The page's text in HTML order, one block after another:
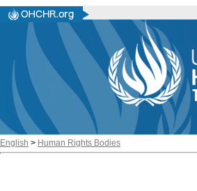
English > Human Rights Bodies